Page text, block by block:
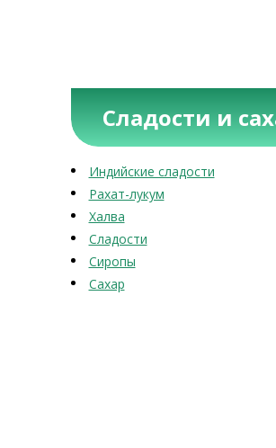
Сладости и
Индийские сладости
Рахат-лукум
Халва
Сладости
Сиропы
Сахар